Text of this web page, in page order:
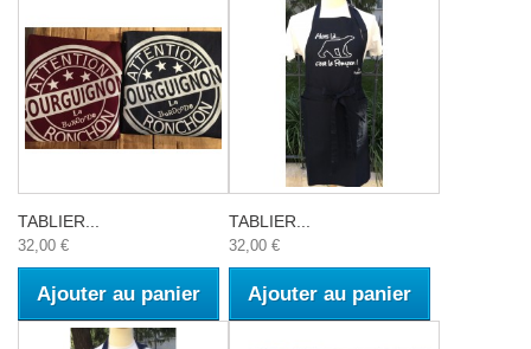
TABLIER...
32,00 €
Ajouter au panier
TABLIER...
32,00 €
Ajouter au panier